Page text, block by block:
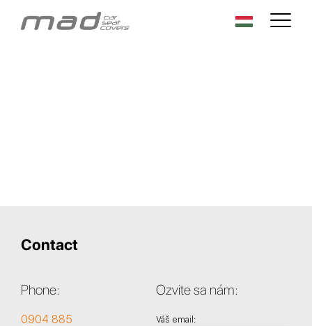
Contact
Phone:
0904 885
Ozvite sa nám:
Váš email: